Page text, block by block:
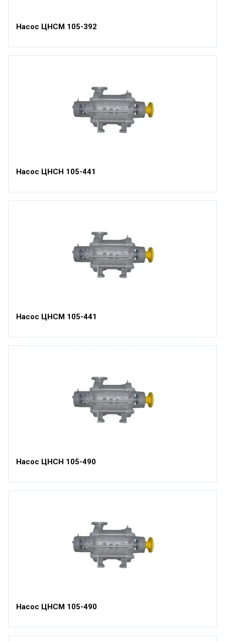
Насос ЦНСМ 105-392
Насос ЦНСН 105-441
Насос ЦНСМ 105-441
Насос ЦНСН 105-490
Насос ЦНСМ 105-490